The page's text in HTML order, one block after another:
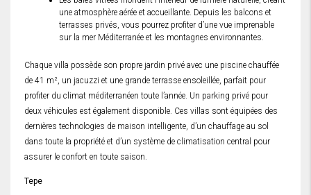
une atmosphère aérée et accueillante. Depuis les balcons et
terrasses privés, vous pourrez profiter d’une vue imprenable
sur la mer Méditerranée et les montagnes environnantes.
Chaque villa possède son propre jardin privé avec une piscine chauffée
de 41 m², un jacuzzi et une grande terrasse ensoleillée, parfait pour
profiter du climat méditerranéen toute l’année. Un parking privé pour
deux véhicules est également disponible. Ces villas sont équipées des
dernières technologies de maison intelligente, d’un chauffage au sol
dans toute la propriété et d’un système de climatisation central pour
assurer le confort en toute saison.
Tepe